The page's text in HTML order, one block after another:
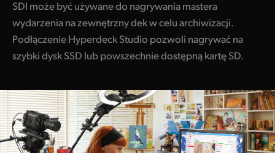
SDI może być używane do nagrywania mastera
wydarzenia na zewnętrzny dek w celu archiwizacji.
Podłączenie Hyperdeck Studio pozwoli nagrywać na
szybki dysk SSD lub powszechnie dostępną kartę SD.